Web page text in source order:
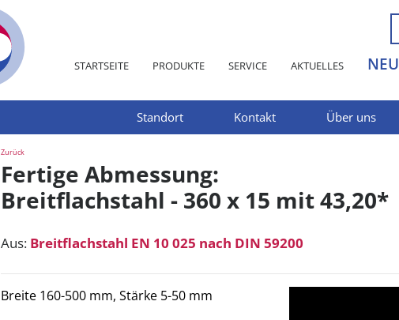
STARTSEITE PRODUKTE SERVICE AKTUELLES NEU
Standort Kontakt Über uns
Zurück
Fertige Abmessung:
Breitflachstahl - 360 x 15 mit 43,20*
Aus: Breitflachstahl EN 10 025 nach DIN 59200
Breite 160-500 mm, Stärke 5-50 mm